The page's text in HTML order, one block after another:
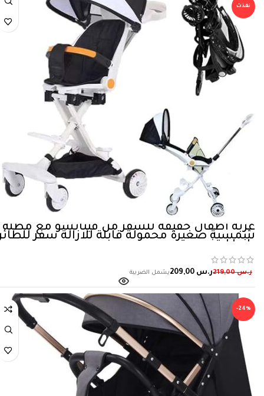
نفذت
عربة اطفال خفيفة للسفر من فيناتسو مع مظلة
شمسية صغيرة محمولة قابلة للازالة سفر
باندا ابيض
ر.س219,00 ر.س
-24%